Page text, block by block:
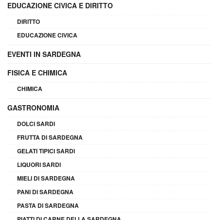
EDUCAZIONE CIVICA E DIRITTO
DIRITTO
EDUCAZIONE CIVICA
EVENTI IN SARDEGNA
FISICA E CHIMICA
CHIMICA
GASTRONOMIA
DOLCI SARDI
FRUTTA DI SARDEGNA
GELATI TIPICI SARDI
LIQUORI SARDI
MIELI DI SARDEGNA
PANI DI SARDEGNA
PASTA DI SARDEGNA